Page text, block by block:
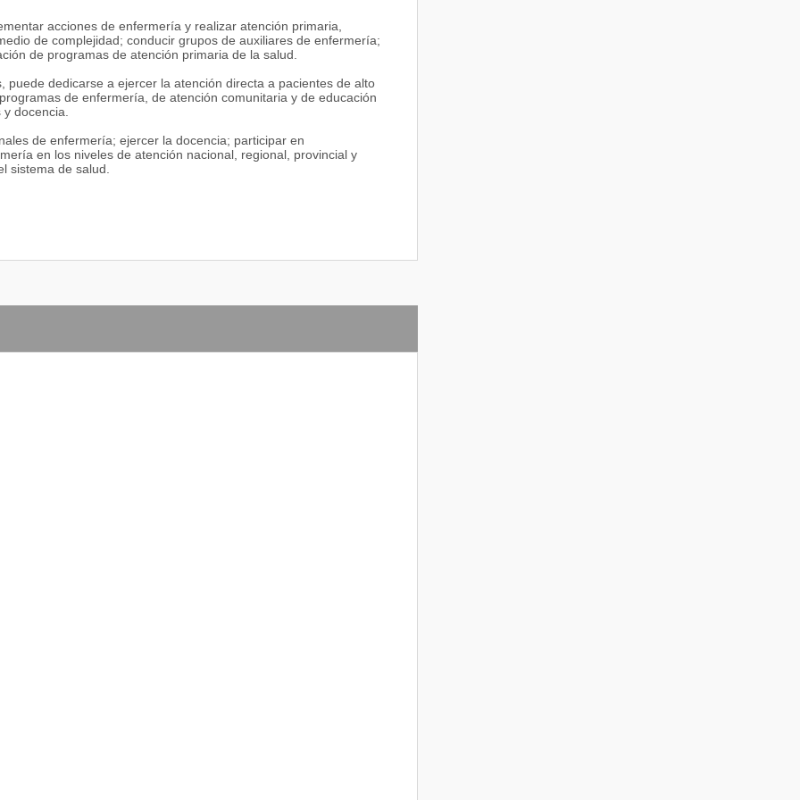
acciones de enfermería y realizar atención primaria,
de complejidad; conducir grupos de auxiliares de enfermería;
de programas de atención primaria de la salud.
dedicarse a ejercer la atención directa a pacientes de alto
de enfermería, de atención comunitaria y de educación
docencia.
de enfermería; ejercer la docencia; participar en
en los niveles de atención nacional, regional, provincial y
sistema de salud.